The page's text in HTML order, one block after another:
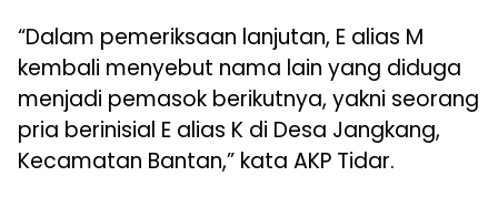
“Dalam pemeriksaan lanjutan, E alias M
kembali menyebut nama lain yang diduga
menjadi pemasok berikutnya, yakni seorang
pria berinisial E alias K di Desa Jangkang,
Kecamatan Bantan,” kata AKP Tidar.